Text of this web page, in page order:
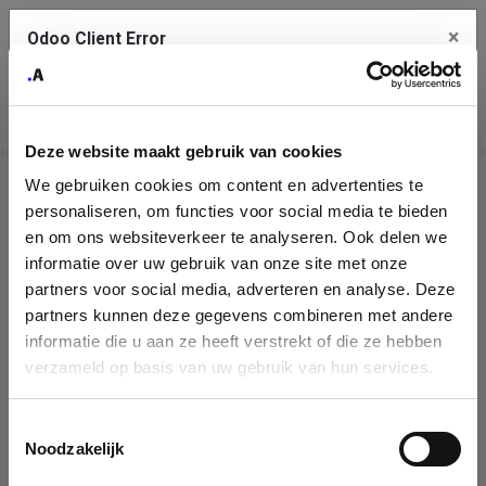
Deze website maakt gebruik van cookies
We gebruiken cookies om content en advertenties te
personaliseren, om functies voor social media te bieden
en om ons websiteverkeer te analyseren. Ook delen we
informatie over uw gebruik van onze site met onze
partners voor social media, adverteren en analyse. Deze
partners kunnen deze gegevens combineren met andere
informatie die u aan ze heeft verstrekt of die ze hebben
verzameld op basis van uw gebruik van hun services.
Noodzakelijk
Company
Identification
Please fill in your company details
You can search a company in our database by name, VAT or
enterprise ID. When a company is selected it will auto-complete the
form. If you don't find your company in our database, you can create
Odoo Client Error ×
service.
See details
Ok